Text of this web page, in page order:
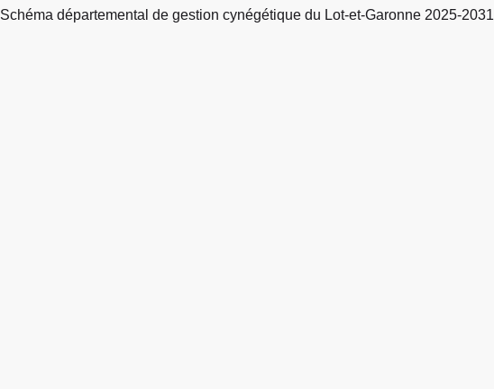
Schéma départemental de gestion cynégétique du Lot-et-Garonne 2025-2031